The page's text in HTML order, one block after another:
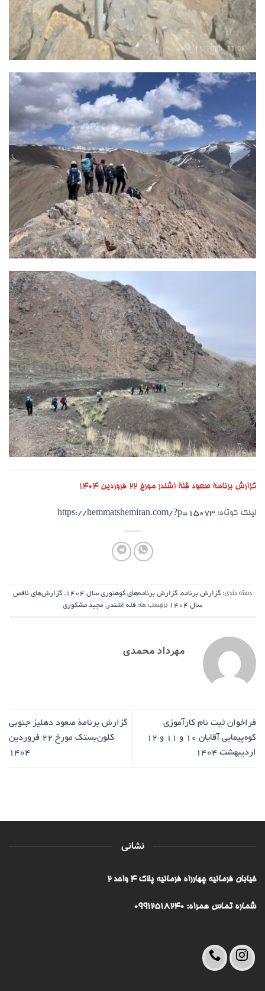
گزارش برنامۀ صعود قلۀ اشندر مورخ ۲۲ فروردین ۱۴۰۴
لینک کوتاه: https://hemmatshemiran.com/?p=15073
دسته بندی: گزارش برنامه, گزارش برنامه‌های کوهنوری سال ۱۴۰۴ , گزارش‌های ناقص
سال ۱۴۰۴
برچسب ها: قله اشندر , مجید مشکوری
مهرداد محمدی
فراخوان ثبت نام کارآموزی
کوه‌پیمایی آقایان ۱۰ و ۱۱ و ۱۲
اردیبهشت ۱۴۰۴
گزارش برنامۀ صعود دهلیز جنوبی
کلون‌بستک مورخ ۲۲ فروردین
۱۴۰۴
نشانی
خیابان فرمانیه چهارراه فرمانیه پلاک ۴ واحد ۲
شماره تماس همراه: 09912518240